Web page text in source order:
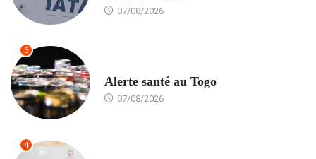
07/08/2026
3
Alerte santé au Togo
07/08/2026
4